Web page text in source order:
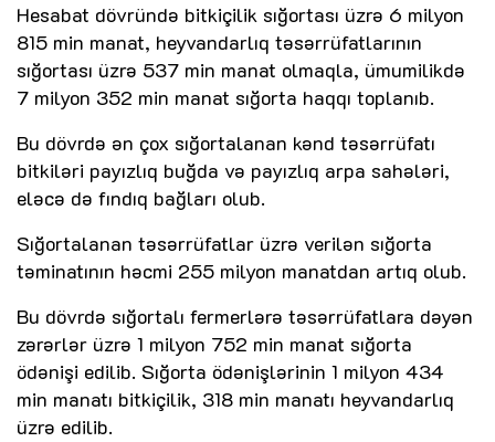
Hesabat dövründə bitkiçilik sığortası üzrə 6 milyon
815 min manat, heyvandarlıq təsərrüfatlarının
sığortası üzrə 537 min manat olmaqla, ümumilikdə
7 milyon 352 min manat sığorta haqqı toplanıb.
Bu dövrdə ən çox sığortalanan kənd təsərrüfatı
bitkiləri payızlıq buğda və payızlıq arpa sahələri,
eləcə də fındıq bağları olub.
Sığortalanan təsərrüfatlar üzrə verilən sığorta
təminatının həcmi 255 milyon manatdan artıq olub.
Bu dövrdə sığortalı fermerlərə təsərrüfatlara dəyən
zərərlər üzrə 1 milyon 752 min manat sığorta
ödənişi edilib. Sığorta ödənişlərinin 1 milyon 434
min manatı bitkiçilik, 318 min manatı heyvandarlıq
üzrə edilib.